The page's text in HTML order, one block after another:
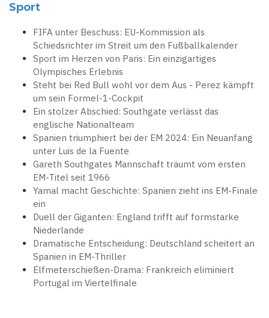
Sport
FIFA unter Beschuss: EU-Kommission als
Schiedsrichter im Streit um den Fußballkalender
Sport im Herzen von Paris: Ein einzigartiges
Olympisches Erlebnis
Steht bei Red Bull wohl vor dem Aus - Perez kämpft
um sein Formel-1-Cockpit
Ein stolzer Abschied: Southgate verlässt das
englische Nationalteam
Spanien triumphiert bei der EM 2024: Ein Neuanfang
unter Luis de la Fuente
Gareth Southgates Mannschaft träumt vom ersten
EM-Titel seit 1966
Yamal macht Geschichte: Spanien zieht ins EM-Finale
ein
Duell der Giganten: England trifft auf formstarke
Niederlande
Dramatische Entscheidung: Deutschland scheitert an
Spanien in EM-Thriller
Elfmeterschießen-Drama: Frankreich eliminiert
Portugal im Viertelfinale